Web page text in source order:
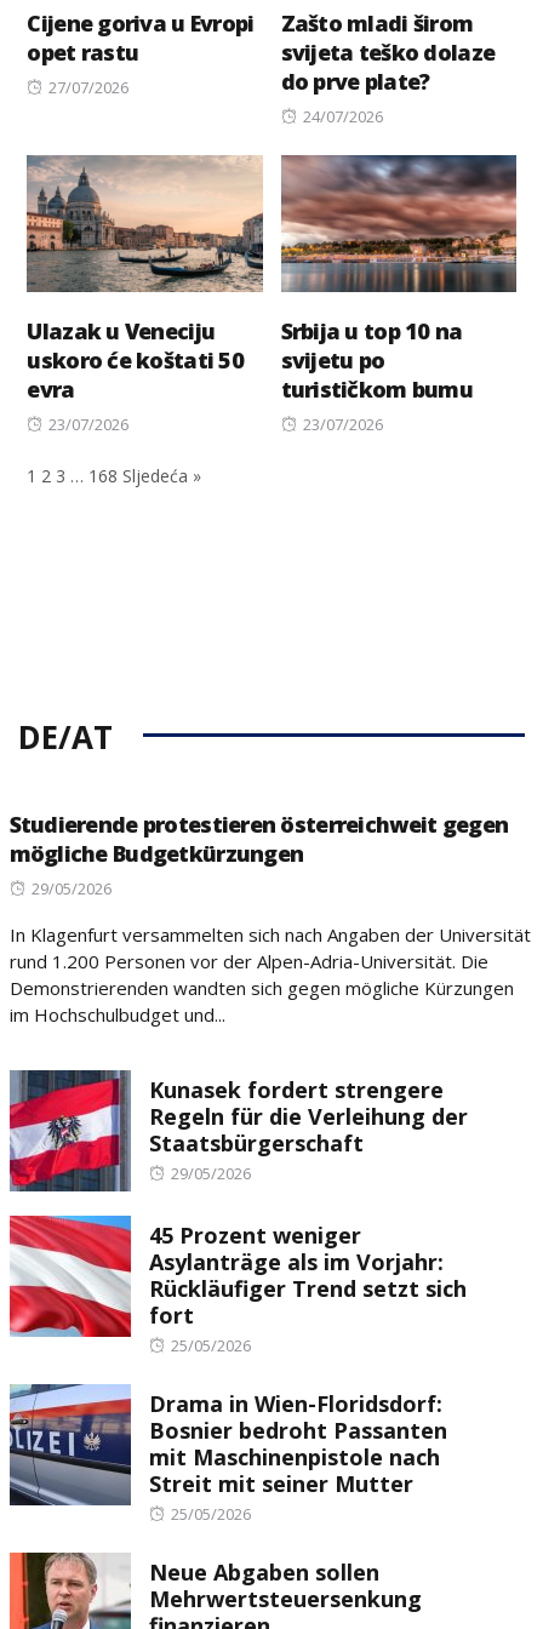
Cijene goriva u Evropi
opet rastu
Posted
27/07/2026
Zašto mladi širom
svijeta teško dolaze
do prve plate?
Posted
24/07/2026
Ulazak u Veneciju
uskoro će koštati 50
evra
Posted
23/07/2026
Srbija u top 10 na
svijetu po
turističkom bumu
Posted
23/07/2026
1 2 3 … 168 Sljedeća »
DE/AT
Studierende protestieren österreichweit gegen
mögliche Budgetkürzungen
Posted
29/05/2026
In Klagenfurt versammelten sich nach Angaben der Universität
rund 1.200 Personen vor der Alpen-Adria-Universität. Die
Demonstrierenden wandten sich gegen mögliche Kürzungen
im Hochschulbudget und...
Kunasek fordert strengere
Regeln für die Verleihung der
Staatsbürgerschaft
Posted
29/05/2026
45 Prozent weniger
Asylanträge als im Vorjahr:
Rückläufiger Trend setzt sich
fort
Posted
25/05/2026
Drama in Wien-Floridsdorf:
Bosnier bedroht Passanten
mit Maschinenpistole nach
Streit mit seiner Mutter
Posted
25/05/2026
Neue Abgaben sollen
Mehrwertsteuersenkung